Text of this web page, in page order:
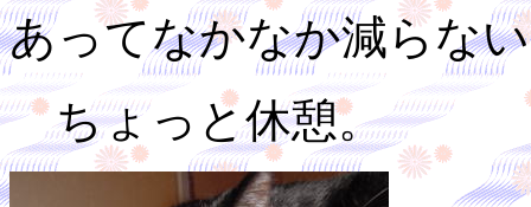
あってなかなか減らな
ちょっと休憩。